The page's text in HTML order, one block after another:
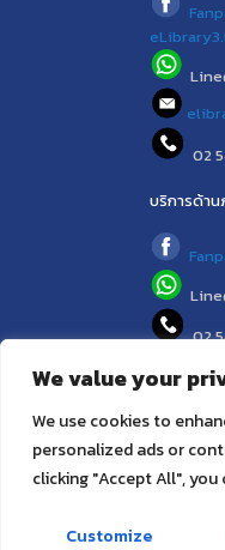
We value your
We use cookies to
personalized ads or
clicking "Accept All",
Customize
02
บริการด้าน
02
© 2021
สำนักวิทยบริการแ